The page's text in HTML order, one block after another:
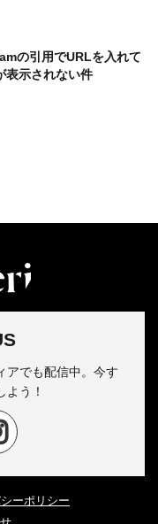
の引用でURLを入れて
表示されない件
アでも配信中。今す
よう！
ーポリシー